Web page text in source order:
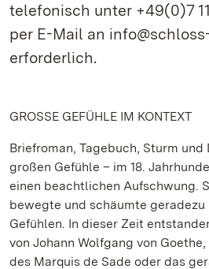
telefonisch unter +49(0)7
per E-Mail an
erforderlich.
GROSSE GEFÜHLE IM KONTEXT
Briefroman, Tagebuch, Sturm
großen Gefühle – im 18.
einen beachtlichen Aufschwung.
bewegte und schäumte geradezu
Gefühlen. In dieser Zeit
von Johann Wolfgang von
des Marquis de Sade oder das